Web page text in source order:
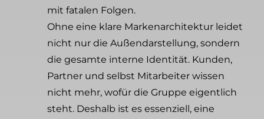
mit fatalen Folgen.
Ohne eine klare Markenarchitektur leidet
nicht nur die Außendarstellung, sondern
die gesamte interne Identität. Kunden,
Partner und selbst Mitarbeiter wissen
nicht mehr, wofür die Gruppe eigentlich
steht. Deshalb ist es essenziell, eine